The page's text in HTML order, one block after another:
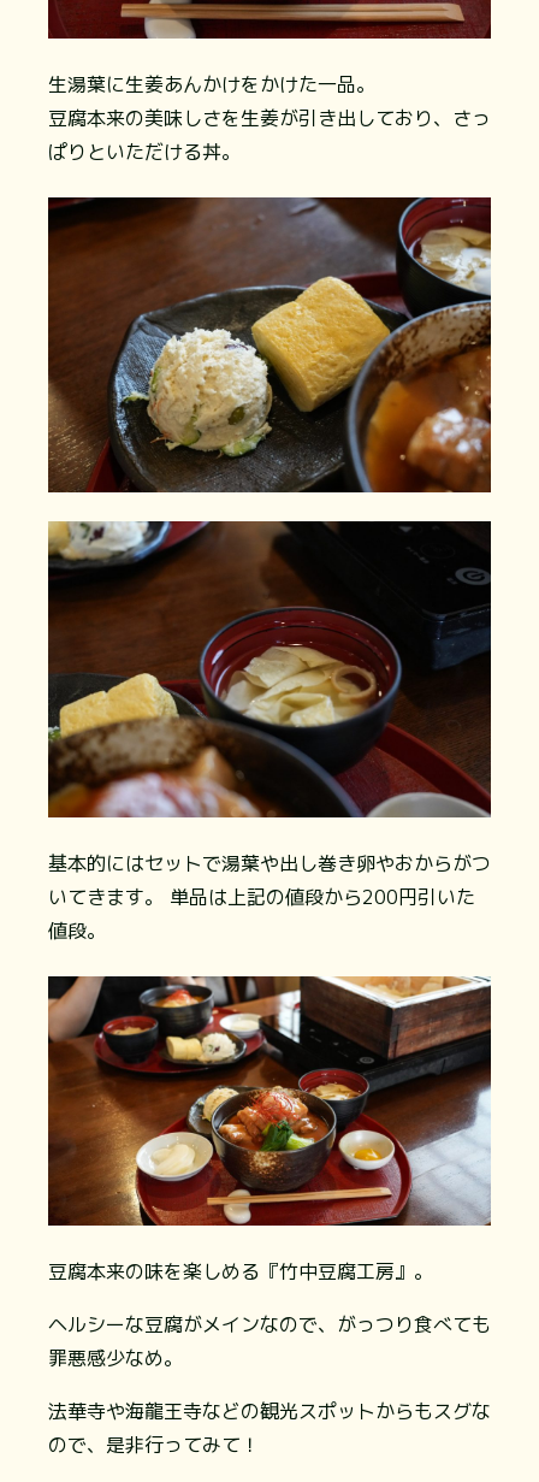
生湯葉に生姜あんかけをかけた一品。
豆腐本来の美味しさを生姜が引き出しており、さっ
ぱりといただける丼。
基本的にはセットで湯葉や出し巻き卵やおからがつ
いてきます。 単品は上記の値段から200円引いた
値段。
豆腐本来の味を楽しめる『竹中豆腐工房』。
ヘルシーな豆腐がメインなので、がっつり食べても
罪悪感少なめ。
法華寺や海龍王寺などの観光スポットからもスグな
ので、是非行ってみて！